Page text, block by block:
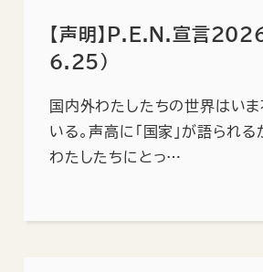
【声明】P.E.N.宣言
6.25）
国内外わたしたちの世界はい
いる。声高に「国家」が語られる
わたしたちにとっ…